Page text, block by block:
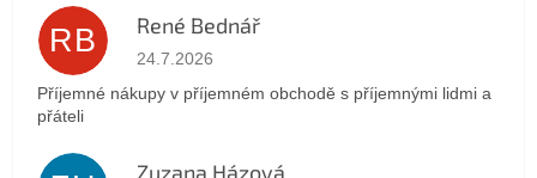
RB René Bednář
Hodnotenie obchodu je 5 z 5 hviezdičiek.
24.7.2026
Příjemné nákupy v příjemném obchodě s příjemnými lidmi a
přáteli
Zuzana Házová